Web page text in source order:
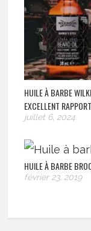
HUILE À BARBE
EXCELLENT
juillet 6, 2024
HUILE À BARBE
février 23, 2019